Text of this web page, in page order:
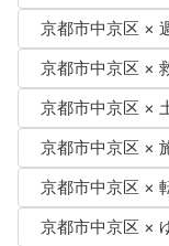
京都市中京区 ×
京都市中京区 ×
京都市中京区 ×
京都市中京区 ×
京都市中京区 ×
京都市中京区 ×